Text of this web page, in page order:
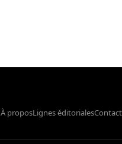
À proposLignes éditorialesContact